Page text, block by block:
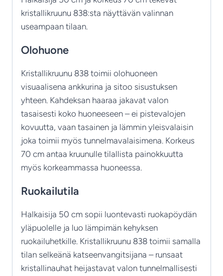
kristallikruunu 838:sta näyttävän valinnan
useampaan tilaan.
Olohuone
Kristallikruunu 838 toimii olohuoneen
visuaalisena ankkurina ja sitoo sisustuksen
yhteen. Kahdeksan haaraa jakavat valon
tasaisesti koko huoneeseen – ei pistevalojen
kovuutta, vaan tasainen ja lämmin yleisvalaisin
joka toimii myös tunnelmavalaisimena. Korkeus
70 cm antaa kruunulle tilallista painokkuutta
myös korkeammassa huoneessa.
Ruokailutila
Halkaisija 50 cm sopii luontevasti ruokapöydän
yläpuolelle ja luo lämpimän kehyksen
ruokailuhetkille. Kristallikruunu 838 toimii samalla
tilan selkeänä katseenvangitsijana – runsaat
kristallinauhat heijastavat valon tunnelmallisesti